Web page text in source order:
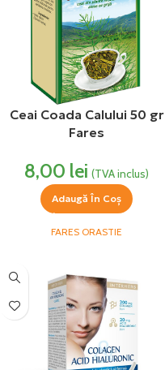
Ceai Coada Calului 50 gr
Fares
8,00 lei (TVA inclus)
Adaugă În Coș
FARES ORASTIE